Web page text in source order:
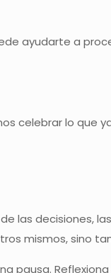
ayudarte a
celebrar lo que
las decisiones,
mismos, sino
pausa.